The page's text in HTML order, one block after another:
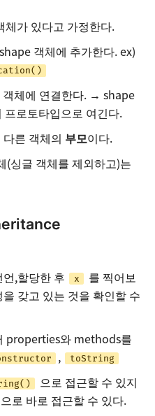
가 있다고 가정한다.
객체에 추가한다. ex)
체에 연결한다. → shape
로토타입으로 여긴다.
른 객체의 부모이다.
(싱글 객체를 제외하고)는
언,할당한 후 x
를 찍어보
을 갖고 있는 것을 확인할 수
properties와 methods를
, toString
으로 접근할 수 있지
으로 바로 접근할 수 있다.